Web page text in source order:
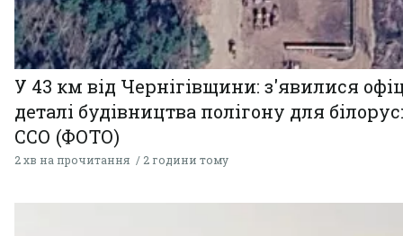
У 43 км від Чернігівщини: з'явилися
деталі будівництва полігону для
ССО (ФОТО)
2 хв на прочитання 2 години тому